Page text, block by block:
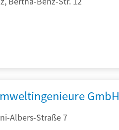
GmbH
Albers-Straße 7